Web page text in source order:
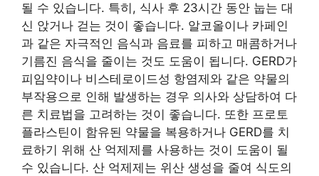
될 수 있습니다. 특히, 식사 후 23시간 동안 눕는 대
신 앉거나 걷는 것이 좋습니다. 알코올이나 카페인
과 같은 자극적인 음식과 음료를 피하고 매콤하거나
기름진 음식을 줄이는 것도 도움이 됩니다. GERD가
피임약이나 비스테로이드성 항염제와 같은 약물의
부작용으로 인해 발생하는 경우 의사와 상담하여 다
른 치료법을 고려하는 것이 좋습니다. 또한 프로토
플라스틴이 함유된 약물을 복용하거나 GERD를 치
료하기 위해 산 억제제를 사용하는 것이 도움이 될
수 있습니다. 산 억제제는 위산 생성을 줄여 식도의